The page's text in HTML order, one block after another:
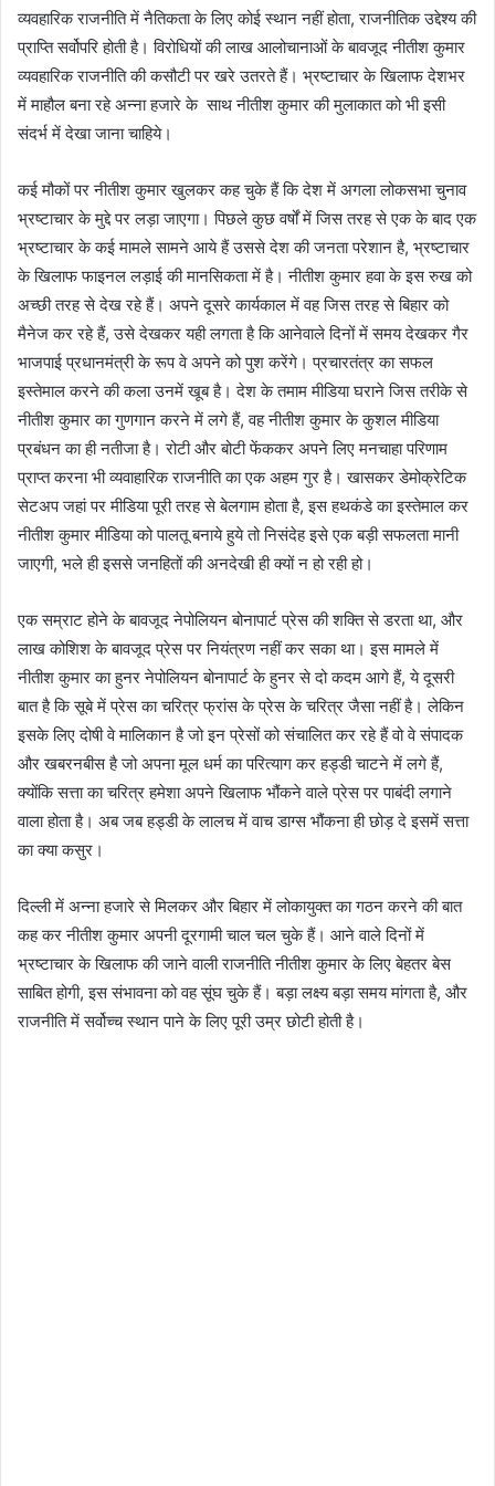
व्यवहारिक राजनीति में नैतिकता के लिए कोई स्थान नहीं होता, राजनीतिक उद्देश्य की
प्राप्ति सर्वोपरि होती है। विरोधियों की लाख आलोचानाओं के बावजूद नीतीश कुमार
व्यवहारिक राजनीति की कसौटी पर खरे उतरते हैं। भ्रष्टाचार के खिलाफ देशभर
में माहौल बना रहे अन्ना हजारे के साथ नीतीश कुमार की मुलाकात को भी इसी
संदर्भ में देखा जाना चाहिये।
कई मौकों पर नीतीश कुमार खुलकर कह चुके हैं कि देश में अगला लोकसभा चुनाव
भ्रष्टाचार के मुद्दे पर लड़ा जाएगा। पिछले कुछ वर्षों में जिस तरह से एक के बाद एक
भ्रष्टाचार के कई मामले सामने आये हैं उससे देश की जनता परेशान है, भ्रष्टाचार
के खिलाफ फाइनल लड़ाई की मानसिकता में है। नीतीश कुमार हवा के इस रुख को
अच्छी तरह से देख रहे हैं। अपने दूसरे कार्यकाल में वह जिस तरह से बिहार को
मैनेज कर रहे हैं, उसे देखकर यही लगता है कि आनेवाले दिनों में समय देखकर गैर
भाजपाई प्रधानमंत्री के रूप वे अपने को पुश करेंगे। प्रचारतंत्र का सफल
इस्तेमाल करने की कला उनमें खूब है। देश के तमाम मीडिया घराने जिस तरीके से
नीतीश कुमार का गुणगान करने में लगे हैं, वह नीतीश कुमार के कुशल मीडिया
प्रबंधन का ही नतीजा है। रोटी और बोटी फेंककर अपने लिए मनचाहा परिणाम
प्राप्त करना भी व्यवाहारिक राजनीति का एक अहम गुर है। खासकर डेमोक्रेटिक
सेटअप जहां पर मीडिया पूरी तरह से बेलगाम होता है, इस हथकंडे का इस्तेमाल कर
नीतीश कुमार मीडिया को पालतू बनाये हुये तो निसंदेह इसे एक बड़ी सफलता मानी
जाएगी, भले ही इससे जनहितों की अनदेखी ही क्यों न हो रही हो।
एक सम्राट होने के बावजूद नेपोलियन बोनापार्ट प्रेस की शक्ति से डरता था, और
लाख कोशिश के बावजूद प्रेस पर नियंत्रण नहीं कर सका था। इस मामले में
नीतीश कुमार का हुनर नेपोलियन बोनापार्ट के हुनर से दो कदम आगे हैं, ये दूसरी
बात है कि सूबे में प्रेस का चरित्र फ्रांस के प्रेस के चरित्र जैसा नहीं है। लेकिन
इसके लिए दोषी वे मालिकान है जो इन प्रेसों को संचालित कर रहे हैं वो वे संपादक
और खबरनबीस है जो अपना मूल धर्म का परित्याग कर हड्डी चाटने में लगे हैं,
क्योंकि सत्ता का चरित्र हमेशा अपने खिलाफ भौंकने वाले प्रेस पर पाबंदी लगाने
वाला होता है। अब जब हड्डी के लालच में वाच डाग्स भौंकना ही छोड़ दे इसमें सत्ता
का क्या कसुर।
दिल्ली में अन्ना हजारे से मिलकर और बिहार में लोकायुक्त का गठन करने की बात
कह कर नीतीश कुमार अपनी दूरगामी चाल चल चुके हैं। आने वाले दिनों में
भ्रष्टाचार के खिलाफ की जाने वाली राजनीति नीतीश कुमार के लिए बेहतर बेस
साबित होगी, इस संभावना को वह सूंघ चुके हैं। बड़ा लक्ष्य बड़ा समय मांगता है, और
राजनीति में सर्वोच्च स्थान पाने के लिए पूरी उम्र छोटी होती है।